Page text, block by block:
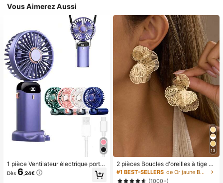
Vous Aimerez Aussi
1 pièce Ventilateur électrique porta
ble mini, ventilateur portable rechar
geable USB, ventilateur de cou, ve
Dès 6 ,24€
13
2 pièces Boucles d'oreilles à tige st
yle élégant chic avec fleur dorée, c
onvient pour le quotidien, les rende
#1 BEST-SELLERS
de Or jaune Boucles d'oreilles créoles pour femmes
(1000+)